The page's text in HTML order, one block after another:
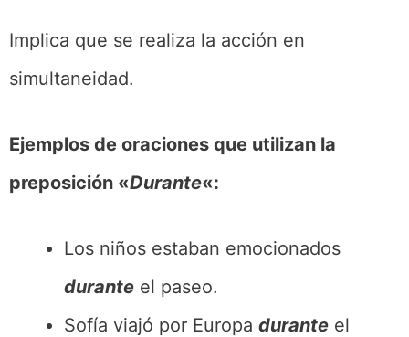
Implica que se realiza la acción en
simultaneidad.
Ejemplos de oraciones que utilizan la
preposición «Durante«:
Los niños estaban emocionados
durante el paseo.
Sofía viajó por Europa durante el